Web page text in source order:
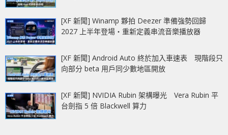
[XF 新聞] Winamp 夥拍 Deezer 準備強勢回歸
2027 上半年登場‧重新定義串流音樂播放器
[XF 新聞] Android Auto 終於加入車速表 現階段只
向部分 beta 用戶同少數地區開放
[XF 新聞] NVIDIA Rubin 架構曝光 Vera Rubin 平
台劍指 5 倍 Blackwell 算力